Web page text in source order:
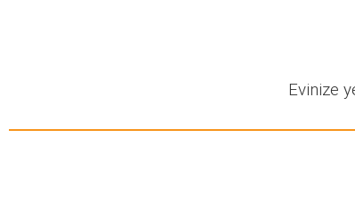
Evinize